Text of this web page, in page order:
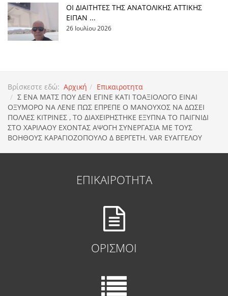
ΟΙ ΔΙΑΙΤΗΤΕΣ ΤΗΣ ΑΝΑΤΟΛΙΚΗΣ ΑΤΤΙΚΗΣ
ΕΙΠΑΝ ...
26 Ιουλίου 2026
Βρίσκεστε εδώ: Αρχική
Επικαιροτητα
Σ ΕΝΑ ΜΑΤΣ ΠΟΥ ΔΕΝ ΕΓΙΝΕ ΚΑΤΙ ΤΟΑΞΙΟΛΟΓΟ ΕΙΝΑΙ
ΟΞΥΜΟΡΟ ΝΑ ΛΕΝΕ ΠΩΣ ΕΠΡΕΠΕ Ο ΜΑΝΟΥΧΟΣ ΝΑ ΔΩΣΕΙ
ΠOΛΛΕΣ ΚΙΤΡΙΝΕΣ , ΤΟ ΔΙΑΧΕΙΡΗΣΤΗΚΕ ΕΞΥΠΝΑ ΤΟ ΠΑΙΓΝΙΔΙ
ΣΤΟ ΧΑΡΙΛΑΟΥ ΕΧΟΝΤΑΣ ΑΨΟΓΗ ΣΥΝΕΡΓΑΣΙΑ ΜΕ ΤΟΥΣ
ΒΟΗΘΟΥΣ ΚΑΡΑΓΙΟΖΟΠΟΥΛΟ Δ ΒΕΡΓΕΤΗ. VAR ΕΥΑΓΓΕΛΟΥ
ΕΠΙΚΑΙΡΟΤΗΤΑ
ΟΡΙΣΜΟΙ